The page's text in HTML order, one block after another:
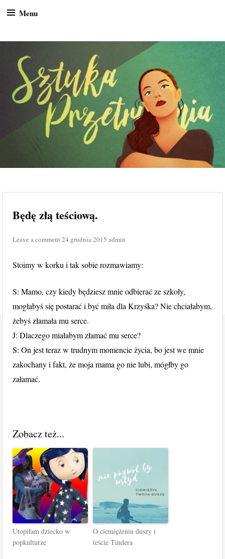
Menu
Sztuka przetrwania
Blog osobisty
Będę złą teściową.
Leave a comment24 grudnia 2015 admin
Stoimy w korku i tak sobie rozmawiamy:
S: Mamo, czy kiedy będziesz mnie odbierać ze szkoły,
mogłabyś się postarać i być miła dla Krzyśka? Nie chciałabym,
żebyś złamała mu serce.
J: Dlaczego miałabym złamać mu serce?
S: On jest teraz w trudnym momencie życia, bo jest we mnie
zakochany i fakt, że moja mama go nie lubi, mógłby go
załamać.
Zobacz też...
Utopiłam dziecko w
popkulturze
O ciemiężeniu duszy i
teście Tindera